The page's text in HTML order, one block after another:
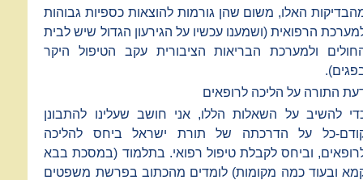
האלו, משום שהן גורמות להוצאות כספיות גבוהות
הרפואית (ושמענו עכשיו על הגירעון הגדול שיש לבית
ולמערכת הבריאות הציבורית עקב הטיפול היקר
התורה על הליכה לרופאים
להשיב על השאלות הללו, אני חושב שעלינו להתבונן
כל על הדרכתה של תורת ישראל ביחס להליכה
וביחס לקבלת טיפול רפואי. בתלמוד (במסכת בבא
ובעוד כמה מקומות) לומדים מהכתוב בפרשת משפטים